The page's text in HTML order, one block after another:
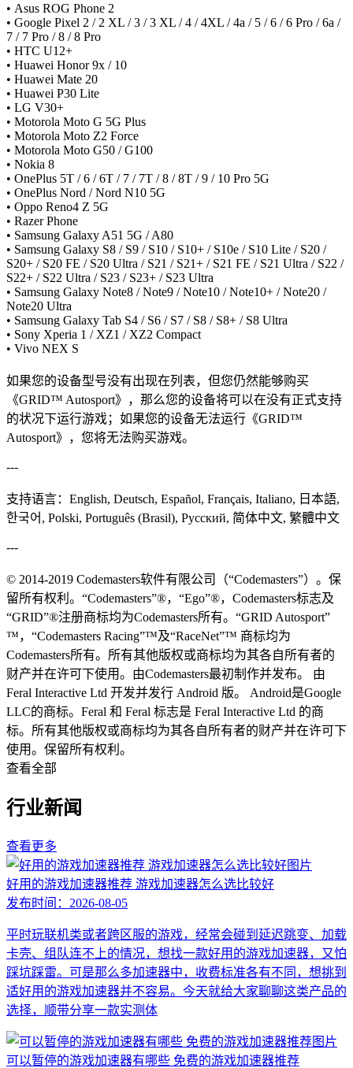
• Asus ROG Phone 2
• Google Pixel 2 / 2 XL / 3 / 3 XL / 4 / 4XL / 4a / 5 / 6 / 6 Pro / 6a /
7 / 7 Pro / 8 / 8 Pro
• HTC U12+
• Huawei Honor 9x / 10
• Huawei Mate 20
• Huawei P30 Lite
• LG V30+
• Motorola Moto G 5G Plus
• Motorola Moto Z2 Force
• Motorola Moto G50 / G100
• Nokia 8
• OnePlus 5T / 6 / 6T / 7 / 7T / 8 / 8T / 9 / 10 Pro 5G
• OnePlus Nord / Nord N10 5G
• Oppo Reno4 Z 5G
• Razer Phone
• Samsung Galaxy A51 5G / A80
• Samsung Galaxy S8 / S9 / S10 / S10+ / S10e / S10 Lite / S20 /
S20+ / S20 FE / S20 Ultra / S21 / S21+ / S21 FE / S21 Ultra / S22 /
S22+ / S22 Ultra / S23 / S23+ / S23 Ultra
• Samsung Galaxy Note8 / Note9 / Note10 / Note10+ / Note20 /
Note20 Ultra
• Samsung Galaxy Tab S4 / S6 / S7 / S8 / S8+ / S8 Ultra
• Sony Xperia 1 / XZ1 / XZ2 Compact
• Vivo NEX S
如果您的设备型号没有出现在列表，但您仍然能够购买
《GRID™ Autosport》，那么您的设备将可以在没有正式支持
的状况下运行游戏；如果您的设备无法运行《GRID™
Autosport》，您将无法购买游戏。
---
支持语言：English, Deutsch, Español, Français, Italiano, 日本語,
한국어, Polski, Português (Brasil), Pусский, 简体中文, 繁體中文
---
© 2014-2019 Codemasters软件有限公司（“Codemasters”）。保
留所有权利。“Codemasters”®，“Ego”®，Codemasters标志及
“GRID”®注册商标均为Codemasters所有。“GRID Autosport”
™，“Codemasters Racing”™及“RaceNet”™ 商标均为
Codemasters所有。所有其他版权或商标均为其各自所有者的
财产并在许可下使用。由Codemasters最初制作并发布。 由
Feral Interactive Ltd 开发并发行 Android 版。 Android是Google
LLC的商标。Feral 和 Feral 标志是 Feral Interactive Ltd 的商
标。所有其他版权或商标均为其各自所有者的财产并在许可下
使用。保留所有权利。
查看全部
行业新闻
查看更多
好用的游戏加速器推荐 游戏加速器怎么选比较好
发布时间： 2026-08-05
平时玩联机类或者跨区服的游戏，经常会碰到延迟跳变、加载
卡壳、组队连不上的情况，想找一款好用的游戏加速器，又怕
踩坑踩雷。可是那么多加速器中，收费标准各有不同，想挑到
适好用的游戏加速器并不容易。今天就给大家聊聊这类产品的
选择，顺带分享一款实测体
可以暂停的游戏加速器有哪些 免费的游戏加速器推荐